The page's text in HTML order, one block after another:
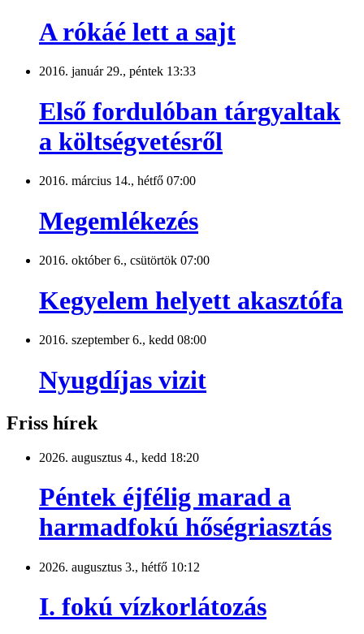
A rókáé lett a sajt
2016. január 29., péntek 13:33
Első fordulóban tárgyaltak
a költségvetésről
2016. március 14., hétfő 07:00
Megemlékezés
2016. október 6., csütörtök 07:00
Kegyelem helyett akasztófa
2016. szeptember 6., kedd 08:00
Nyugdíjas vizit
Friss hírek
2026. augusztus 4., kedd 18:20
Péntek éjfélig marad a
harmadfokú hőségriasztás
2026. augusztus 3., hétfő 10:12
I. fokú vízkorlátozás